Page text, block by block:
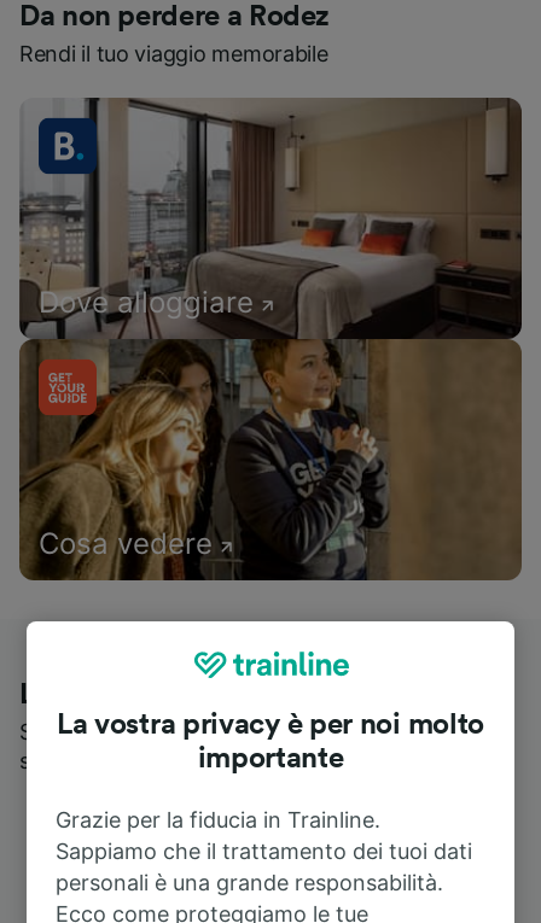
Da non perdere a Rodez
Rendi il tuo viaggio memorabile
Dove alloggiare
Cosa vedere
Le recensioni dei nostri viaggiatori
Scopri cosa pensa realmente chi utilizza i nostri
servizi
La vostra privacy è per noi molto
importante
Grazie per la fiducia in Trainline.
Sappiamo che il trattamento dei tuoi dati
personali è una grande responsabilità.
Ecco come proteggiamo le tue